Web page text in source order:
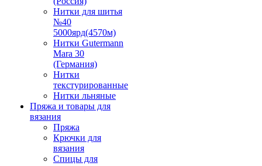
Нитки для шитья
№40
5000ярд(4570м)
Нитки Gutermann
Mara 30
(Германия)
Нитки
текстурированные
Нитки льняные
Пряжа и товары для
вязания
Пряжа
Крючки для
вязания
Спицы для